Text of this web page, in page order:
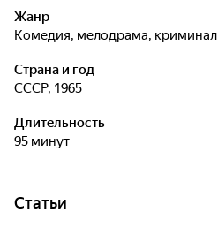
Жанр
комедия, мелодрама, криминал
Страна и год
СССР, 1965
Длительность
95 минут
Статьи